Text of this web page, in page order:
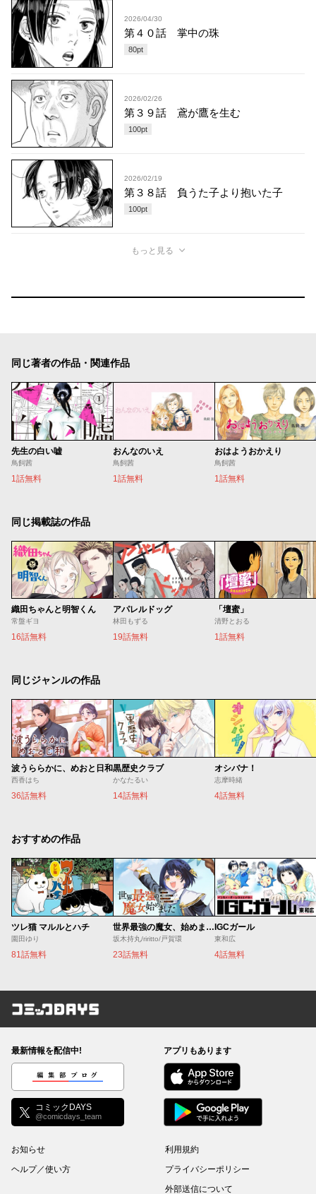
2026/04/30
第４０話 掌中の珠
80pt
2026/02/26
第３９話 鳶が鷹を生む
100pt
2026/02/19
第３８話 負うた子より抱いた子
100pt
もっと見る
同じ著者の作品・関連作品
先生の白い嘘
鳥飼茜
1話無料
おんなのいえ
鳥飼茜
1話無料
おはようおかえり
鳥飼茜
1話無料
同じ掲載誌の作品
織田ちゃんと明智くん
常盤ギヨ
16話無料
アパレルドッグ
林田もずる
19話無料
「壇蜜」
清野とおる
1話無料
同じジャンルの作品
波うららかに、めおと日和
西香はち
36話無料
黒歴史クラブ
かなたるい
14話無料
オシバナ！
志摩時緒
4話無料
おすすめの作品
ツレ猫 マルルとハチ
園田ゆり
81話無料
世界最強の魔女、始めました ～私だけ『攻略サイト』を見れる世界で自由に生きます～
坂木持丸/riritto/戸賀環
23話無料
IGCガール
東和広
4話無料
コミックDAYS
最新情報を配信中!
編集部ブログ
コミックDAYS
@comicdays_team
アプリもあります
お知らせ
ヘルプ／使い方
利用規約
プライバシーポリシー
外部送信について